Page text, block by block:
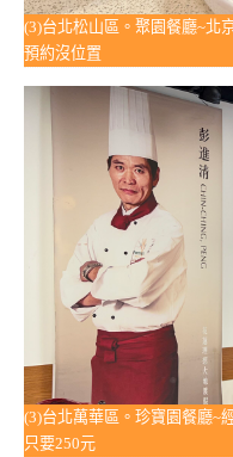
(3)台北松山區。聚園餐廳~北
預約沒位置
(3)台北萬華區。珍寶園餐廳~
只要250元